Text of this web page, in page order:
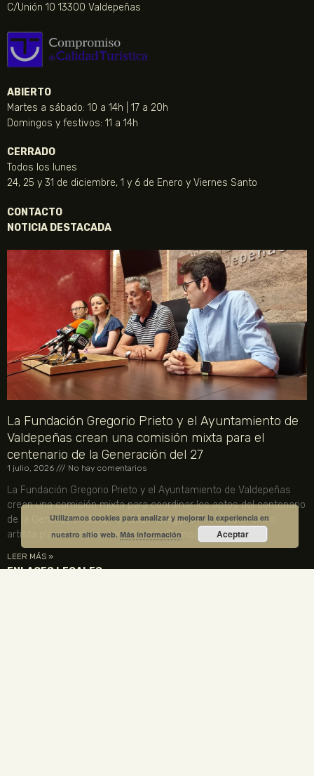
C/Unión 10 13300 Valdepeñas
ABIERTO
Martes a sábado: 10 a 14h | 17 a 20h
Domingos y festivos: 11 a 14h
CERRADO
Todos los lunes
24, 25 y 31 de diciembre, 1 y 6 de Enero y Viernes Santo
CONTACTO
NOTICIA DESTACADA
La Fundación Gregorio Prieto y el Ayuntamiento de
Valdepeñas crean una comisión mixta para el
centenario de la Generación del 27
1 julio, 2026 No hay comentarios
La Fundación Gregorio Prieto y el Ayuntamiento de Valdepeñas
crean una comisión mixta para coordinar los actos del centenario
de la Generación del 27 en 2027. Gregorio Prieto es el único
artista plástico representado en la Comisión Nacional.
LEER MÁS »
ENLACES LEGALES
Utilizamos cookies para analizar y mejorar la experiencia en
nuestro sitio web.Más información Aceptar